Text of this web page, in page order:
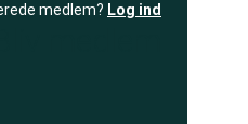
medlem? Log ind